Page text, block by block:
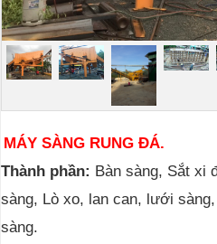
MÁY SÀNG RUNG ĐÁ.
Thành phần: Bàn sàng, Sắt xi
sàng, Lò xo, lan can, lưới sàng,
sàng.